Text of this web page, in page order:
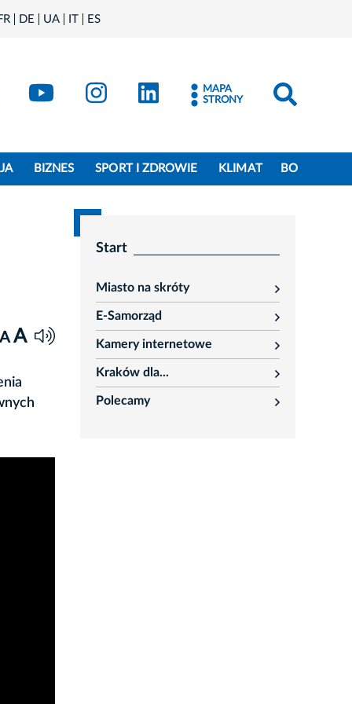
DE UA IT ES
Kraków - X
Kraków - YouTube
Kraków - Instagram
Kraków - LinkedIn
MAPA
STRONY
BIZNES SPORT I ZDROWIE KLIMAT BO
A A
Start
Miasto na skróty
rozwiń
E-Samorząd
rozwiń
Kamery internetowe
rozwiń
Kraków dla...
rozwiń
Polecamy
rozwiń